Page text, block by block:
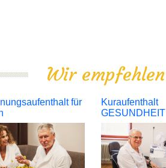
Wir empfehlen
für
Kuraufenthalt
GESUNDHEIT